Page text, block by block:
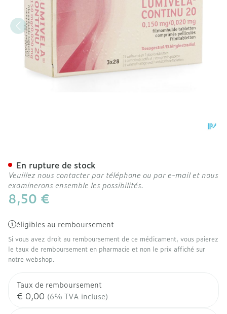
8,50 €
éligibles au remboursement
Si vous avez droit au remboursement de ce médicament, vous paierez
le taux de remboursement en pharmacie et non le prix affiché sur
notre webshop.
Taux de remboursement
€ 0,00 (6% TVA incluse)
En rupture de stock
Veuillez nous contacter par téléphone ou par e-mail et nous
examinerons ensemble les possibilités.